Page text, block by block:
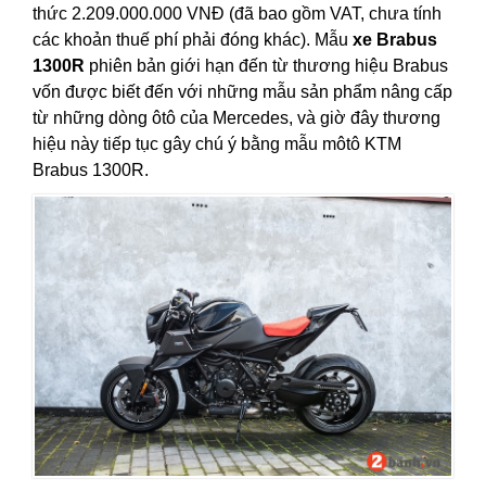
thức 2.209.000.000 VNĐ (đã bao gồm VAT, chưa tính
các khoản thuế phí phải đóng khác). Mẫu xe Brabus
1300R phiên bản giới hạn đến từ thương hiệu Brabus
vốn được biết đến với những mẫu sản phẩm nâng cấp
từ những dòng ôtô của Mercedes, và giờ đây thương
hiệu này tiếp tục gây chú ý bằng mẫu môtô KTM
Brabus 1300R.